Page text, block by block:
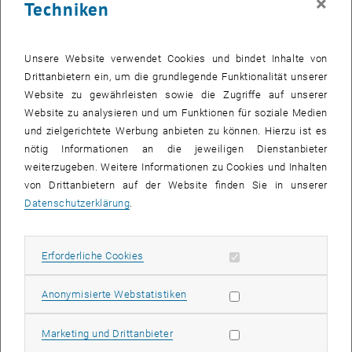
Das Wirtschaftsmagazin „trend“ hat sein Ranking der top
mit einem Score von 8,08 Punkten auf Platz 1 der Arbeitgeber_innen
im akademischen Bereich. Branchenübergreifend belegt die TU
werden Karriereperspektiven, flexible Arbeitszeitmodelle und
sowie heuer ein Zuschuss zum Klimaticket. Aber auch die Aus- und
Techniken
Unsere Website verwendet Cookies und bindet Inhalte von
Drittanbietern ein, um die grundlegende Funktionalität unserer
Website zu gewährleisten sowie die Zugriffe auf unserer
Website zu analysieren und um Funktionen für soziale Medien
und zielgerichtete Werbung anbieten zu können. Hierzu ist es
nötig Informationen an die jeweiligen Dienstanbieter
weiterzugeben. Weitere Informationen zu Cookies und Inhalten
von Drittanbietern auf der Website finden Sie in unserer
Datenschutzerklärung.
Erforderliche Cookies Erforderliche Cookies zulassen
Anonymisierte WebstatistikenStatistik Cookies zulassen
Marketing und DrittanbieterMarketing Cookies zulassen